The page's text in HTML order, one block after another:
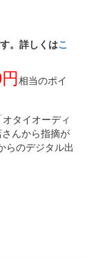
。詳しくはこ
相当のポイ
タイオーディ
んから指摘が
らのデジタル出